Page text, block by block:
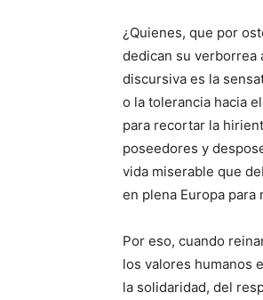
¿Quienes, que por
dedican su verborrea
discursiva es la
o la tolerancia hacia
para recortar la
poseedores y
vida miserable que
en plena Europa
Por eso, cuando
los valores humanos
la solidaridad, del